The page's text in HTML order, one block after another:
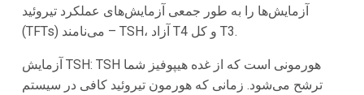
آزمایش‌ها را به طور جمعی آزمایش‌های عملکرد تیروئید
(TFTs) می‌نامند – TSH، آزاد T4 و کل T3.
آزمایش TSH: TSH هورمونی است که از غده هیپوفیز شما
ترشح می‌شود. زمانی که هورمون تیروئید کافی در سیستم